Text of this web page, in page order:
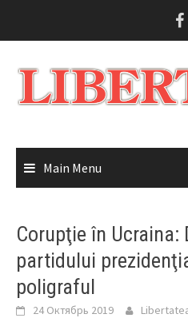
Main Menu
Corupţie în Ucraina:
partidului
poligraful
24 Октябрь 2019